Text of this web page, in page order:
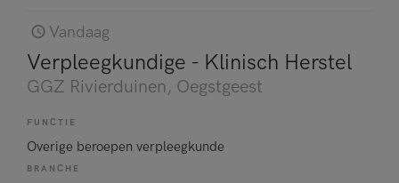
Vandaag
Verpleegkundige - Klinisch Herstel
GGZ Rivierduinen, Oegstgeest
FUNCTIE
Overige beroepen verpleegkunde
BRANCHE